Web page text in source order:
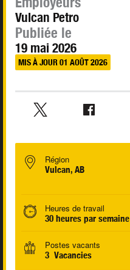
Vulcan Petro
Publiée le
19 mai 2026
MIS À JOUR 01 AOÛT 2026
Région
Vulcan, AB
Heures de travail
30 heures par semaine
Postes vacants
3 Vacancies